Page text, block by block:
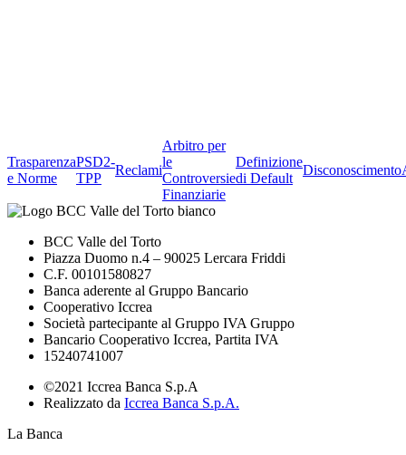
Trasparenza
e Norme
PSD2-
TPP
Reclami
Arbitro per
le
Controversie
Finanziarie
Definizione
di Default
Disconoscimento
BCC Valle del Torto
Piazza Duomo n.4 – 90025 Lercara Friddi
C.F. 00101580827
Banca aderente al Gruppo Bancario
Cooperativo Iccrea
Società partecipante al Gruppo IVA Gruppo
Bancario Cooperativo Iccrea, Partita IVA
15240741007
©2021 Iccrea Banca S.p.A
Realizzato da Iccrea Banca S.p.A.
La Banca